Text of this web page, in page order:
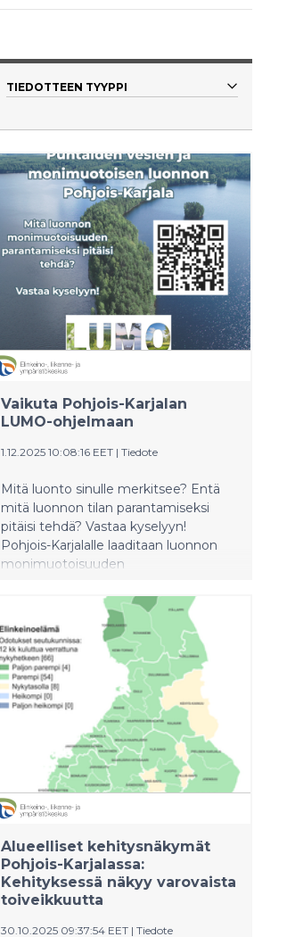
TIEDOTTEEN TYYPPI
Vaikuta Pohjois-Karjalan
LUMO-ohjelmaan
1.12.2025 10:08:16 EET | Tiedote
Mitä luonto sinulle merkitsee? Entä
mitä luonnon tilan parantamiseksi
pitäisi tehdä? Vastaa kyselyyn!
Pohjois-Karjalalle laaditaan luonnon
monimuotoisuuden
ohjelmaa. Nyt on sinun
mahdollisuutesi vaikuttaa sen
sisältöön.
Alueelliset kehitysnäkymät
Pohjois-Karjalassa:
Kehityksessä näkyy varovaista
toiveikkuutta
30.10.2025 09:37:54 EET | Tiedote